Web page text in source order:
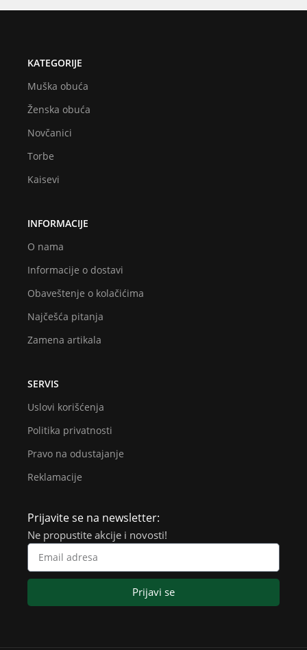
KATEGORIJE
Muška obuća
Ženska obuća
Novčanici
Torbe
Kaisevi
INFORMACIJE
O nama
Informacije o dostavi
Obaveštenje o kolačićima
Najčešća pitanja
Zamena artikala
SERVIS
Uslovi korišćenja
Politika privatnosti
Pravo na odustajanje
Reklamacije
Prijavite se na newsletter:
Ne propustite akcije i novosti!
Prijavi se